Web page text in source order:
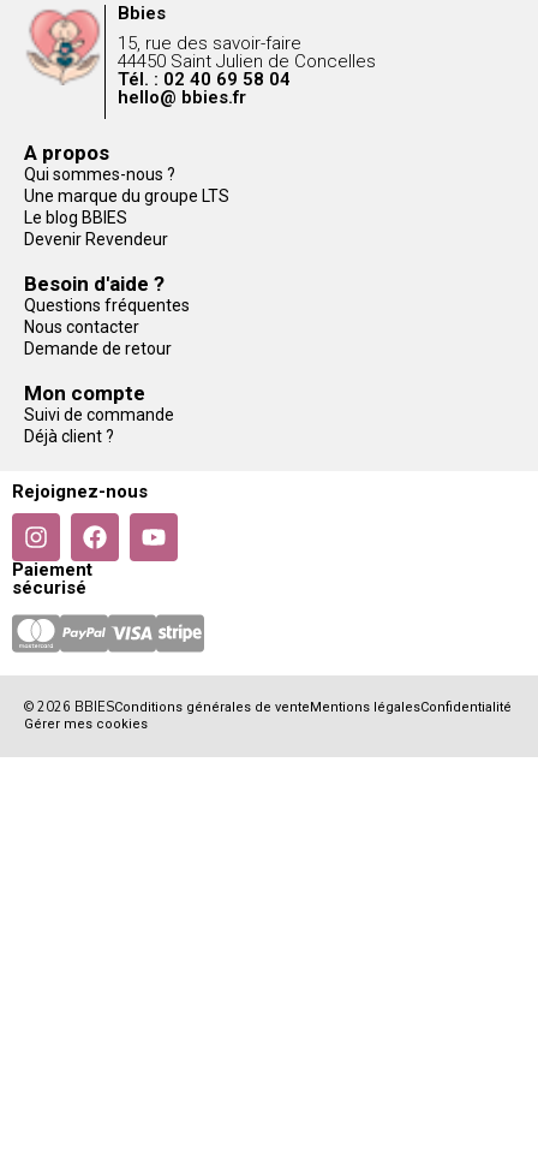
Bbies
15, rue des savoir-faire
44450 Saint Julien de Concelles
Tél. : 02 40 69 58 04
hello@ bbies.fr
A propos
Qui sommes-nous ?
Une marque du groupe LTS
Le blog BBIES
Devenir Revendeur
Besoin d'aide ?
Questions fréquentes
Nous contacter
Demande de retour
Mon compte
Suivi de commande
Déjà client ?
Rejoignez-nous
Paiement
sécurisé
© 2026 BBIESConditions générales de venteMentions légalesConfidentialité
Gérer mes cookies